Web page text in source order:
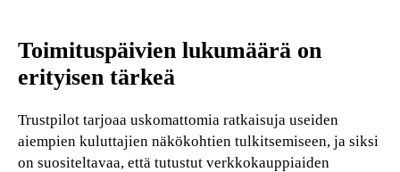
Toimituspäivien lukumäärä on
erityisen tärkeä
Trustpilot tarjoaa uskomattomia ratkaisuja useiden
aiempien kuluttajien näkökohtien tulkitsemiseen, ja siksi
on suositeltavaa, että tutustut verkkokauppiaiden